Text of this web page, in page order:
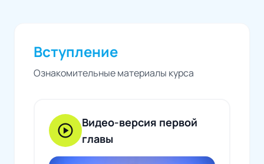
Вступление
Ознакомительные материалы курса
play_circle
Видео-версия первой
главы